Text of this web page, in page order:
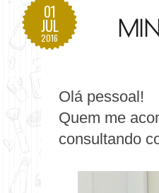
01
JUL
2016
Olá pessoal!
Quem me
consultando